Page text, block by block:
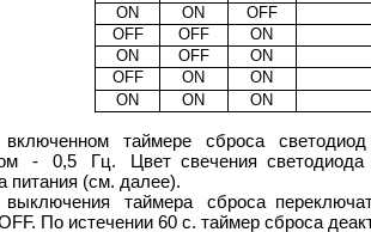
ON
OFF
ON
OFF
OFF
OFF
ON
ON
ON
ON
OFF
ON
ON
ON ON
таймере сброса
- 0,5 Гц. Цвет свечения светодиода
питания (см. далее).
таймера сброса
По истечении 60 с. таймер сброса